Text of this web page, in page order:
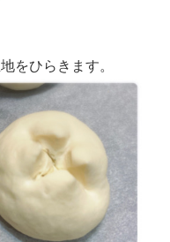
をひらきます。